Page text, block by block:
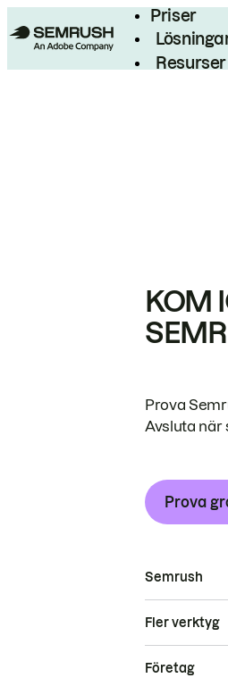
Priser
Resurser
KOM
Prova
Avsluta när
Prova
Semrush
Fler verktyg
Företag